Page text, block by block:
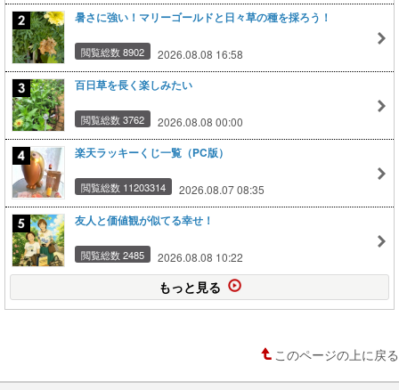
暑さに強い！マリーゴールドと日々草の種を採ろう！
閲覧総数 8902 2026.08.08 16:58
百日草を長く楽しみたい
閲覧総数 3762 2026.08.08 00:00
楽天ラッキーくじ一覧（PC版）
閲覧総数 11203314 2026.08.07 08:35
友人と価値観が似てる幸せ！
閲覧総数 2485 2026.08.08 10:22
もっと見る
このページの上に戻る